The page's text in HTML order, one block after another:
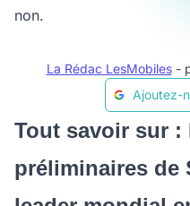
non.
La Rédac LesMobiles -
Ajoutez-
Tout savoir sur :
préliminaires de